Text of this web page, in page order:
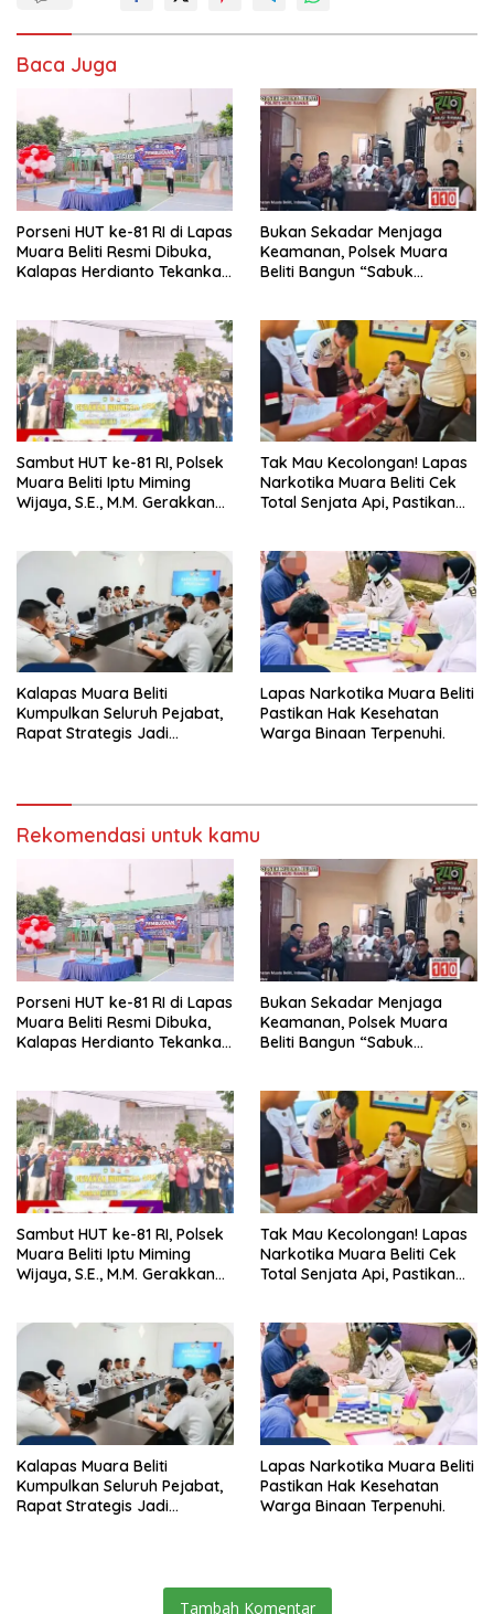
Baca Juga
Porseni HUT ke-81 RI di Lapas
Muara Beliti Resmi Dibuka,
Kalapas Herdianto Tekankan
Bukan Sekadar Menjaga
Keamanan, Polsek Muara
Beliti Bangun “Sabuk
Sambut HUT ke-81 RI, Polsek
Muara Beliti Iptu Miming
Wijaya, S.E., M.M. Gerakkan
Tak Mau Kecolongan! Lapas
Narkotika Muara Beliti Cek
Total Senjata Api, Pastikan
Kalapas Muara Beliti
Kumpulkan Seluruh Pejabat,
Rapat Strategis Jadi
Lapas Narkotika Muara Beliti
Pastikan Hak Kesehatan
Warga Binaan Terpenuhi.
Rekomendasi untuk kamu
Porseni HUT ke-81 RI di Lapas
Muara Beliti Resmi Dibuka,
Kalapas Herdianto Tekankan
Bukan Sekadar Menjaga
Keamanan, Polsek Muara
Beliti Bangun “Sabuk
Sambut HUT ke-81 RI, Polsek
Muara Beliti Iptu Miming
Wijaya, S.E., M.M. Gerakkan
Tak Mau Kecolongan! Lapas
Narkotika Muara Beliti Cek
Total Senjata Api, Pastikan
Kalapas Muara Beliti
Kumpulkan Seluruh Pejabat,
Rapat Strategis Jadi
Lapas Narkotika Muara Beliti
Pastikan Hak Kesehatan
Warga Binaan Terpenuhi.
Tambah Komentar